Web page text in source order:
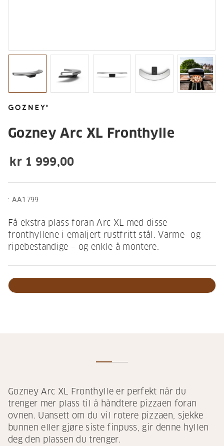
Gozney Arc XL Fronthylle
kr 1 999,00
: AA1799
Få ekstra plass foran Arc XL med disse
fronthyllene i emaljert rustfritt stål. Varme- og
ripebestandige – og enkle å montere.
Gozney Arc XL Fronthylle er perfekt når du
trenger mer plass til å håndtere pizzaen foran
ovnen. Uansett om du vil rotere pizzaen, sjekke
bunnen eller gjøre siste finpuss, gir denne hyllen
deg den plassen du trenger.